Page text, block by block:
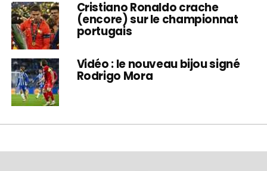
Cristiano Ronaldo crache
(encore) sur le championnat
portugais
Vidéo : le nouveau bijou signé
Rodrigo Mora